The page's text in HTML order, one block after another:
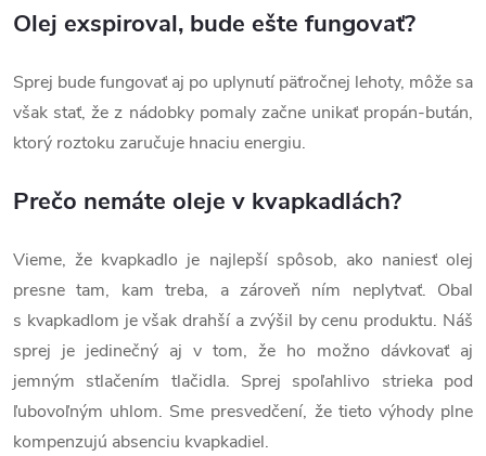
Olej exspiroval, bude ešte fungovať?
Sprej bude fungovať aj po uplynutí päťročnej lehoty, môže sa
však stať, že z nádobky pomaly začne unikať propán-bután,
ktorý roztoku zaručuje hnaciu energiu.
Prečo nemáte oleje v kvapkadlách?
Vieme, že kvapkadlo je najlepší spôsob, ako naniesť olej
presne tam, kam treba, a zároveň ním neplytvať. Obal
s kvapkadlom je však drahší a zvýšil by cenu produktu. Náš
sprej je jedinečný aj v tom, že ho možno dávkovať aj
jemným stlačením tlačidla. Sprej spoľahlivo strieka pod
ľubovoľným uhlom. Sme presvedčení, že tieto výhody plne
kompenzujú absenciu kvapkadiel.